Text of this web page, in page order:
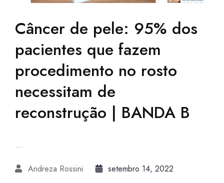
Câncer de pele: 95% dos
pacientes que fazem
procedimento no rosto
necessitam de
reconstrução | BANDA B
...
Andreza Rossini setembro 14, 2022